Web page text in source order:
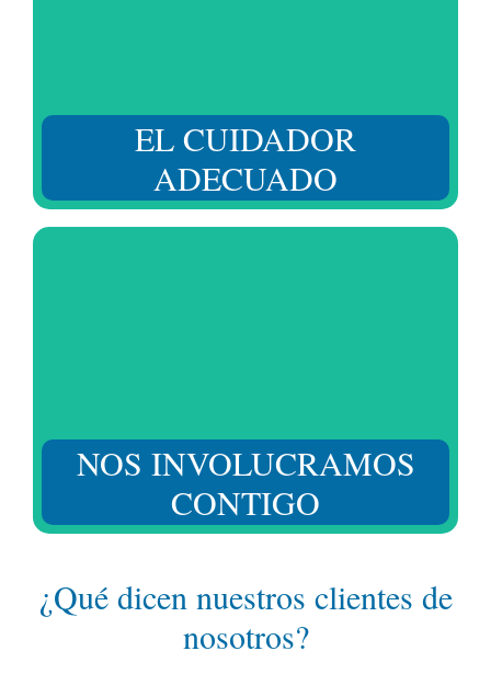
EL CUIDADOR
ADECUADO
NOS INVOLUCRAMOS
CONTIGO
¿Qué dicen nuestros clientes de
nosotros?